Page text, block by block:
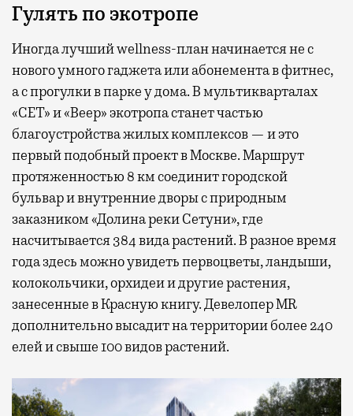
Гулять по экотропе
Иногда лучший wellness-план начинается не с
нового умного гаджета или абонемента в фитнес,
а с прогулки в парке у дома. В мультикварталах
«СЕТ» и «Веер» экотропа станет частью
благоустройства жилых комплексов — и это
первый подобный проект в Москве. Маршрут
протяженностью 8 км соединит городской
бульвар и внутренние дворы с природным
заказником «Долина реки Сетуни», где
насчитывается 384 вида растений. В разное время
года здесь можно увидеть первоцветы, ландыши,
колокольчики, орхидеи и другие растения,
занесенные в Красную книгу. Девелопер MR
дополнительно высадит на территории более 240
елей и свыше 100 видов растений.